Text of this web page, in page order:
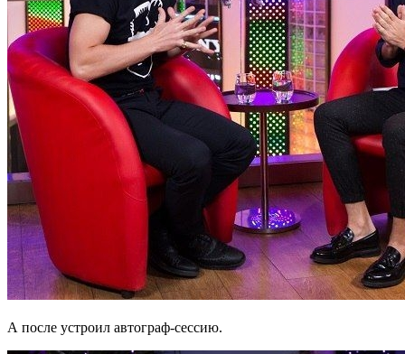
А после устроил автограф-сессию.